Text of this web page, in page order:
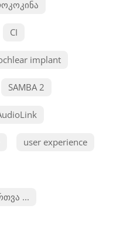
CI
implant
SAMBA 2
user experience
...